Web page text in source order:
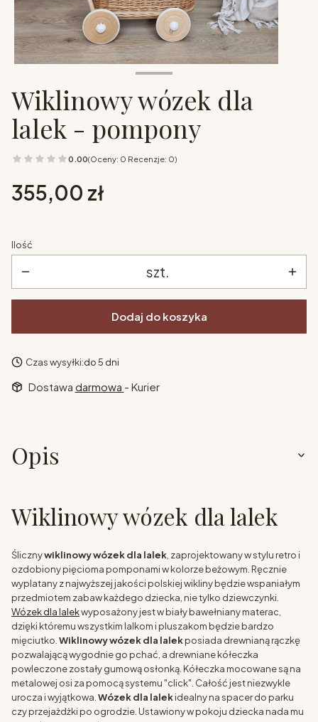
Wiklinowy wózek dla
lalek - pompony
0.00(Oceny: 0 Recenzje: 0)
Cena
355,00 zł
Ilość
szt.
Dodaj do koszyka
Czas wysyłki:do 5 dni
Dostawa darmowa - Kurier
Opis
Wiklinowy wózek dla lalek
Ślicznywiklinowy wózek dla lalek, zaprojektowany w stylu retro i
ozdobiony pięcioma pomponami w kolorze beżowym. Ręcznie
wyplatany z najwyższej jakości polskiej wikliny będzie wspaniałym
przedmiotem zabaw każdego dziecka, nie tylko dziewczynki.
Wózek dla lalekwyposażony jest w biały bawełniany materac,
dzięki któremu wszystkim lalkom i pluszakom będzie bardzo
mięciutko.Wiklinowy wózek dla lalekposiada drewnianą rączkę
pozwalającą wygodnie go pchać, a drewniane kółeczka
powleczone zostały gumową osłonką. Kółeczka mocowane są na
metalowej osi za pomocą systemu "click". Całość jest niezwykle
urocza i wyjątkowa.Wózek dla lalekidealny na spacer do parku
czy przejażdżki po ogrodzie. Ustawiony w pokoju dziecka nada mu